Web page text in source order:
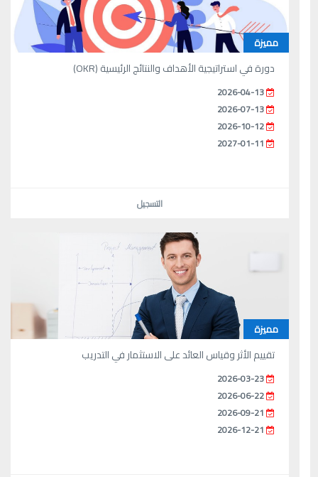
مميزة
دورة في استراتيجية الأهداف والنتائج الرئيسية (OKR)‬‬
2026-04-13
2026-07-13
2026-10-12
2027-01-11
التسجيل
مميزة
تقييم الأثر وقياس العائد على الاستثمار في التدريب
2026-03-23
2026-06-22
2026-09-21
2026-12-21